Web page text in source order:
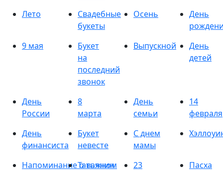
Лето
Свадебные
букеты
Осень
День
9 мая
Букет
на
последний
звонок
Выпускной
День
детей
День
России
8
марта
День
семьи
14
февраля
День
финансиста
Букет
невесте
С днем
мамы
Напоминание о важном
Татьянин
23
Пасха